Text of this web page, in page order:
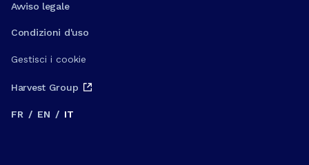
Avviso legale
Condizioni d'uso
Gestisci i cookie
Harvest Group
FR / EN / IT